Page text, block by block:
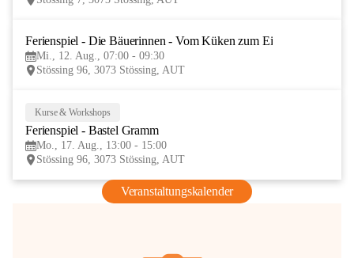
Ferienspiel - Die Bäuerinnen - Vom Küken zum Ei
Mi., 12. Aug., 07:00 - 09:30
Stössing 96, 3073 Stössing, AUT
Kurse & Workshops
Ferienspiel - Bastel Gramm
Mo., 17. Aug., 13:00 - 15:00
Stössing 96, 3073 Stössing, AUT
Veranstaltungskalender